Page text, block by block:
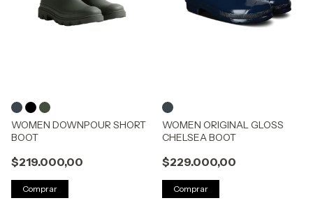
WOMEN DOWNPOUR SHORT
BOOT
$219.000,00
Comprar
WOMEN ORIGINAL GLOSS
CHELSEA BOOT
$229.000,00
Comprar